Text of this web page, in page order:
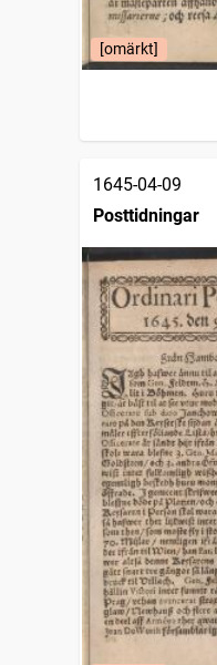
[omärkt]
1645-04-09
Posttidningar